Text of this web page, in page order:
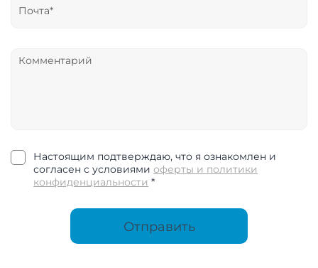
Настоящим подтверждаю, что я ознакомлен и
согласен с условиямиоферты и политики
конфиденциальности *
Отправить